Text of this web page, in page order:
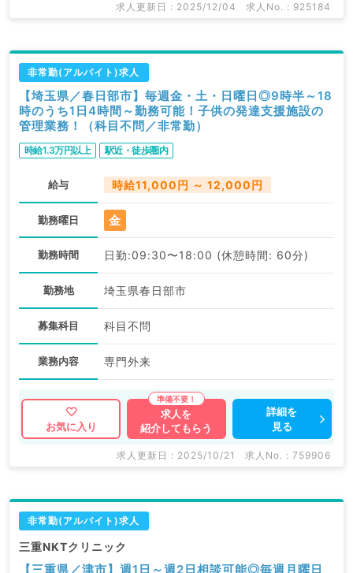
求人更新日 : 2025/12/04 求人No. : 925184
非常勤(アルバイト)求人
【埼玉県／春日部市】毎週金・土・日曜日◎9時半～18
時のうち1日4時間～勤務可能！子供の発達支援施設の
管理業務！（科目不問／非常勤）
時給1.3万円以上 駅近・徒歩圏内
給与 時給11,000円 ～ 12,000円
勤務曜日 金
勤務時間 日勤:09:30〜18:00 (休憩時間: 60分)
勤務地 埼玉県春日部市
募集科目 科目不問
業務内容 専門外来
お気に入り
求人を
紹介してもらう
詳細を
見る
求人更新日 : 2025/10/21 求人No. : 759906
非常勤(アルバイト)求人
三重NKTクリニック
【三重県／津市】週1日～週2日相談可能◎毎週月曜日